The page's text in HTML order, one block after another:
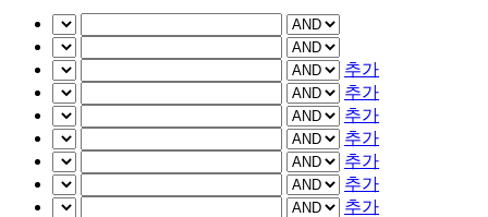
추가
추가
추가
추가
추가
추가
추가